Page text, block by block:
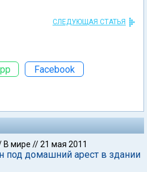
СЛЕДУЮЩАЯ СТАТЬЯ
Facebook
В мире //21 мая 2011
домашний арест в здании